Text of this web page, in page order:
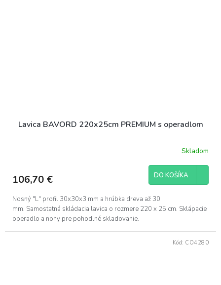
Lavica BAVORD 220x25cm PREMIUM s operadlom
Skladom
106,70 € DO KOŠÍKA
Nosný "L" profil 30x30x3 mm a hrúbka dreva až 30
mm. Samostatná skládacia lavica o rozmere 220 x 25 cm. Sklápacie
operadlo a nohy pre pohodlné skladovanie.
Kód: CO4280